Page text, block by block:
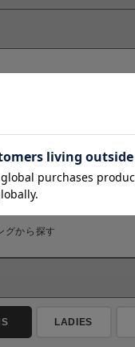
品
グから探す
LADIES